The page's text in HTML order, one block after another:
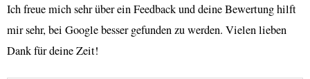
Ich freue mich sehr über ein Feedback und deine Bewertung hilft
mir sehr, bei Google besser gefunden zu werden. Vielen lieben
Dank für deine Zeit!